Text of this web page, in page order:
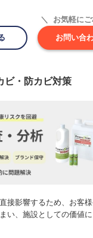
＼ お気軽にご
お問い合
ビ・防カビ対策
接影響するため、お客
い、施設としての価値